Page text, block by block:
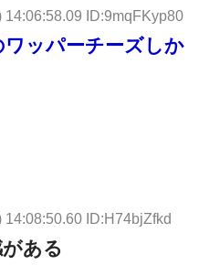
14:06:58.09 ID:9mqFKyp80
ッパーチーズしか
14:08:50.60 ID:H74bjZfkd
ある